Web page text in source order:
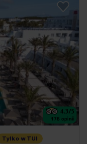
4.3/5
178 opinii
Tylko w TUI